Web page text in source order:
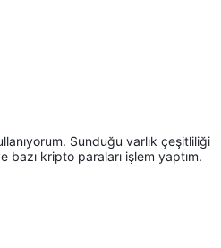
Sunduğu varlık çeşitliliği
kripto paraları işlem yaptım.